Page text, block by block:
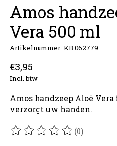
Amos
Vera 500 ml
Artikelnummer: KB 062779
€3,95
Incl. btw
Amos handzeep Aloë
verzorgt uw handen.
De beoordeling van dit
(0)